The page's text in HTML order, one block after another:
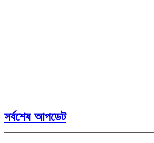
সর্বশেষ আপডেট